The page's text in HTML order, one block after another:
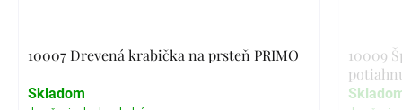
10007 Drevená krabička na prsteň PRIMO
Skladom
10009